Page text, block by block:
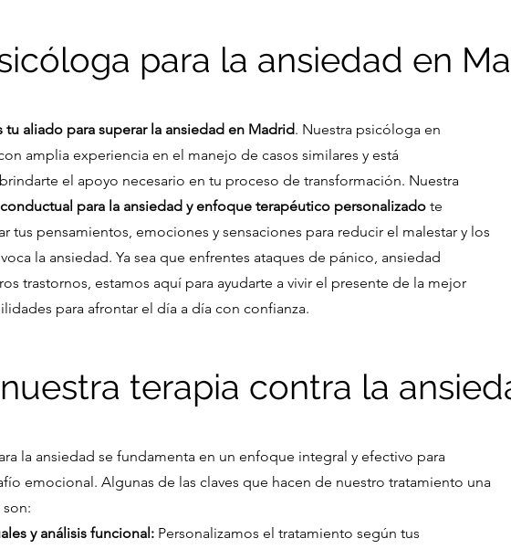
para la ansiedad en
tu aliado para superar la ansiedad en Madrid. Nuestra psicóloga en
amplia experiencia en el manejo de casos similares y está
el apoyo necesario en tu proceso de transformación. Nuestra
para la ansiedad y enfoque terapéutico personalizado te
tus pensamientos, emociones y sensaciones para reducir el malestar y los
la ansiedad. Ya sea que enfrentes ataques de pánico, ansiedad
trastornos, estamos aquí para ayudarte a vivir el presente de la mejor
para afrontar el día a día con confianza.
terapia contra la
la ansiedad se fundamenta en un enfoque integral y efectivo para
emocional. Algunas de las claves que hacen de nuestro tratamiento una
y análisis funcional: Personalizamos el tratamiento según tus